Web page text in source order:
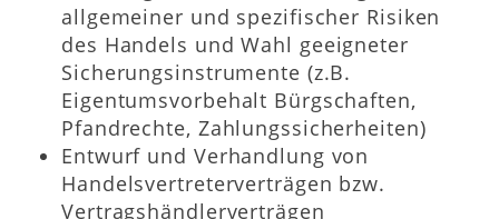
allgemeiner und spezifischer Risiken
des Handels und Wahl geeigneter
Sicherungsinstrumente (z.B.
Eigentumsvorbehalt Bürgschaften,
Pfandrechte, Zahlungssicherheiten)
Entwurf und Verhandlung von
Handelsvertreterverträgen bzw.
Vertragshändlerverträgen